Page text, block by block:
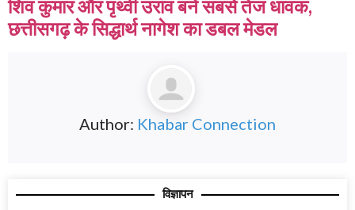
शिव कुमार और पृथ्वी उरांव बने सबसे तेज धावक,
छत्तीसगढ़ के सिद्धार्थ नागेश का डबल मेडल
Author: Khabar Connection
विज्ञापन